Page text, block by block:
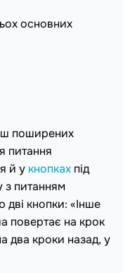
основних
поширених
питання
й у кнопках під
з питанням
дві кнопки: «Інше
повертає на крок
два кроки назад, у